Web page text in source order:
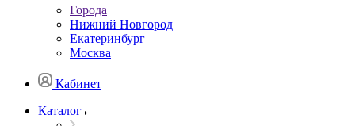
Города
Нижний Новгород
Екатеринбург
Москва
Кабинет
Каталог